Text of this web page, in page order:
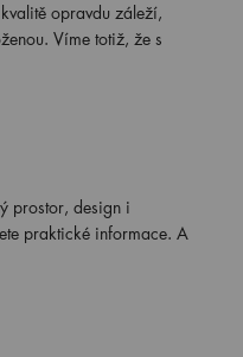
opravdu záleží,
Víme totiž, že s
prostor, design i
praktické informace. A